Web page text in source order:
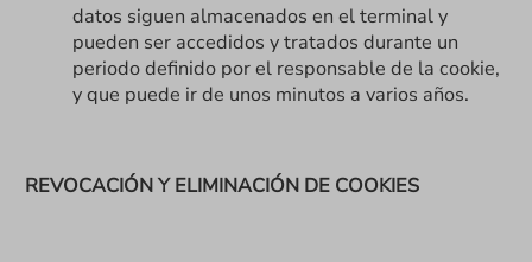
datos siguen almacenados en el terminal y
pueden ser accedidos y tratados durante un
periodo definido por el responsable de la cookie,
y que puede ir de unos minutos a varios años.
REVOCACIÓN Y ELIMINACIÓN DE COOKIES